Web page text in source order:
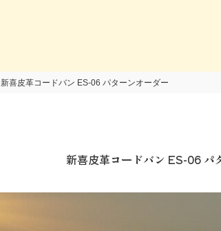
新喜皮革コードバン ES-06 パターンオーダー
新喜皮革コードバン ES-06 パ